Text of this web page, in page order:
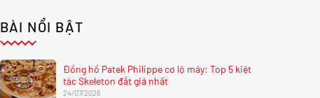
BÀI NỔI BẬT
Đồng hồ Patek Philippe cơ lộ máy: Top 5 kiệt
tác Skeleton đắt giá nhất
24/07/2026